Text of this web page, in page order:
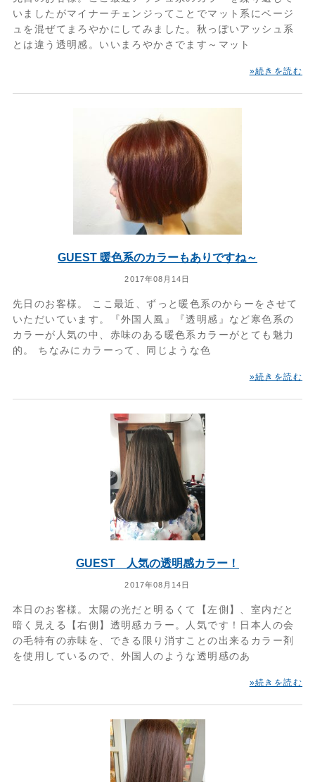
いましたがマイナーチェンジってことでマット系にベージ
ュを混ぜてまろやかにしてみました。秋っぽいアッシュ系
とは違う透明感。いいまろやかさでます～マット
»続きを読む
GUEST 暖色系のカラーもありですね～
2017年08月14日
先日のお客様。 ここ最近、ずっと暖色系のからーをさせて
いただいています。『外国人風』『透明感』など寒色系の
カラーが人気の中、赤味のある暖色系カラーがとても魅力
的。 ちなみにカラーって、同じような色
»続きを読む
GUEST 人気の透明感カラー！
2017年08月14日
本日のお客様。太陽の光だと明るくて【左側】、室内だと
暗く見える【右側】透明感カラー。人気です！日本人の会
の毛特有の赤味を、できる限り消すことの出来るカラー剤
を使用しているので、外国人のような透明感のあ
»続きを読む